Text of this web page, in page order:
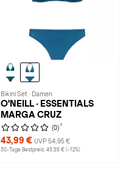
Bikini Set · Damen
O'NEILL · ESSENTIALS
MARGA CRUZ
(0) 1
43,99 € UVP 54,95 €
30-Tage Bestpreis: 49,99 € (-12%)